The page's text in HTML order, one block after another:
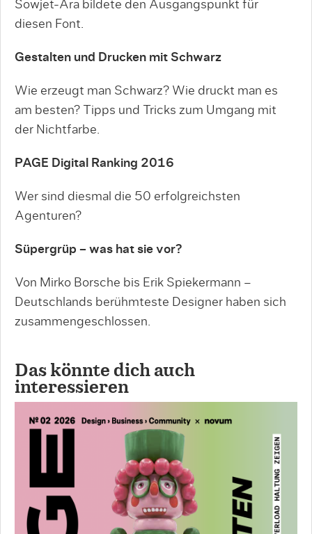
Sowjet-Ära bildete den Ausgangspunkt für
diesen Font.
Gestalten und Drucken mit Schwarz
Wie erzeugt man Schwarz? Wie druckt man es
am besten? Tipps und Tricks zum Umgang mit
der Nichtfarbe.
PAGE Digital Ranking 2016
Wer sind diesmal die 50 erfolgreichsten
Agenturen?
Süpergrüp – was hat sie vor?
Von Mirko Borsche bis Erik Spiekermann –
Deutschlands berühmteste Designer haben sich
zusammengeschlossen.
Das könnte dich auch
interessieren